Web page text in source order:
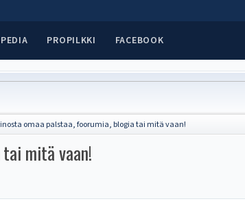
PROPILKKI FACEBOOK
omaa palstaa, foorumia, blogia tai mitä vaan!
mitä vaan!